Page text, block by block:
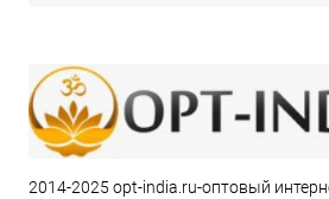
2014-2025 opt-india.ru-оптовый